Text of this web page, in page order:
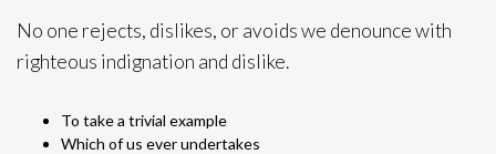
No one rejects, dislikes, or avoids we denounce with
righteous indignation and dislike.
To take a trivial example
Which of us ever undertakes